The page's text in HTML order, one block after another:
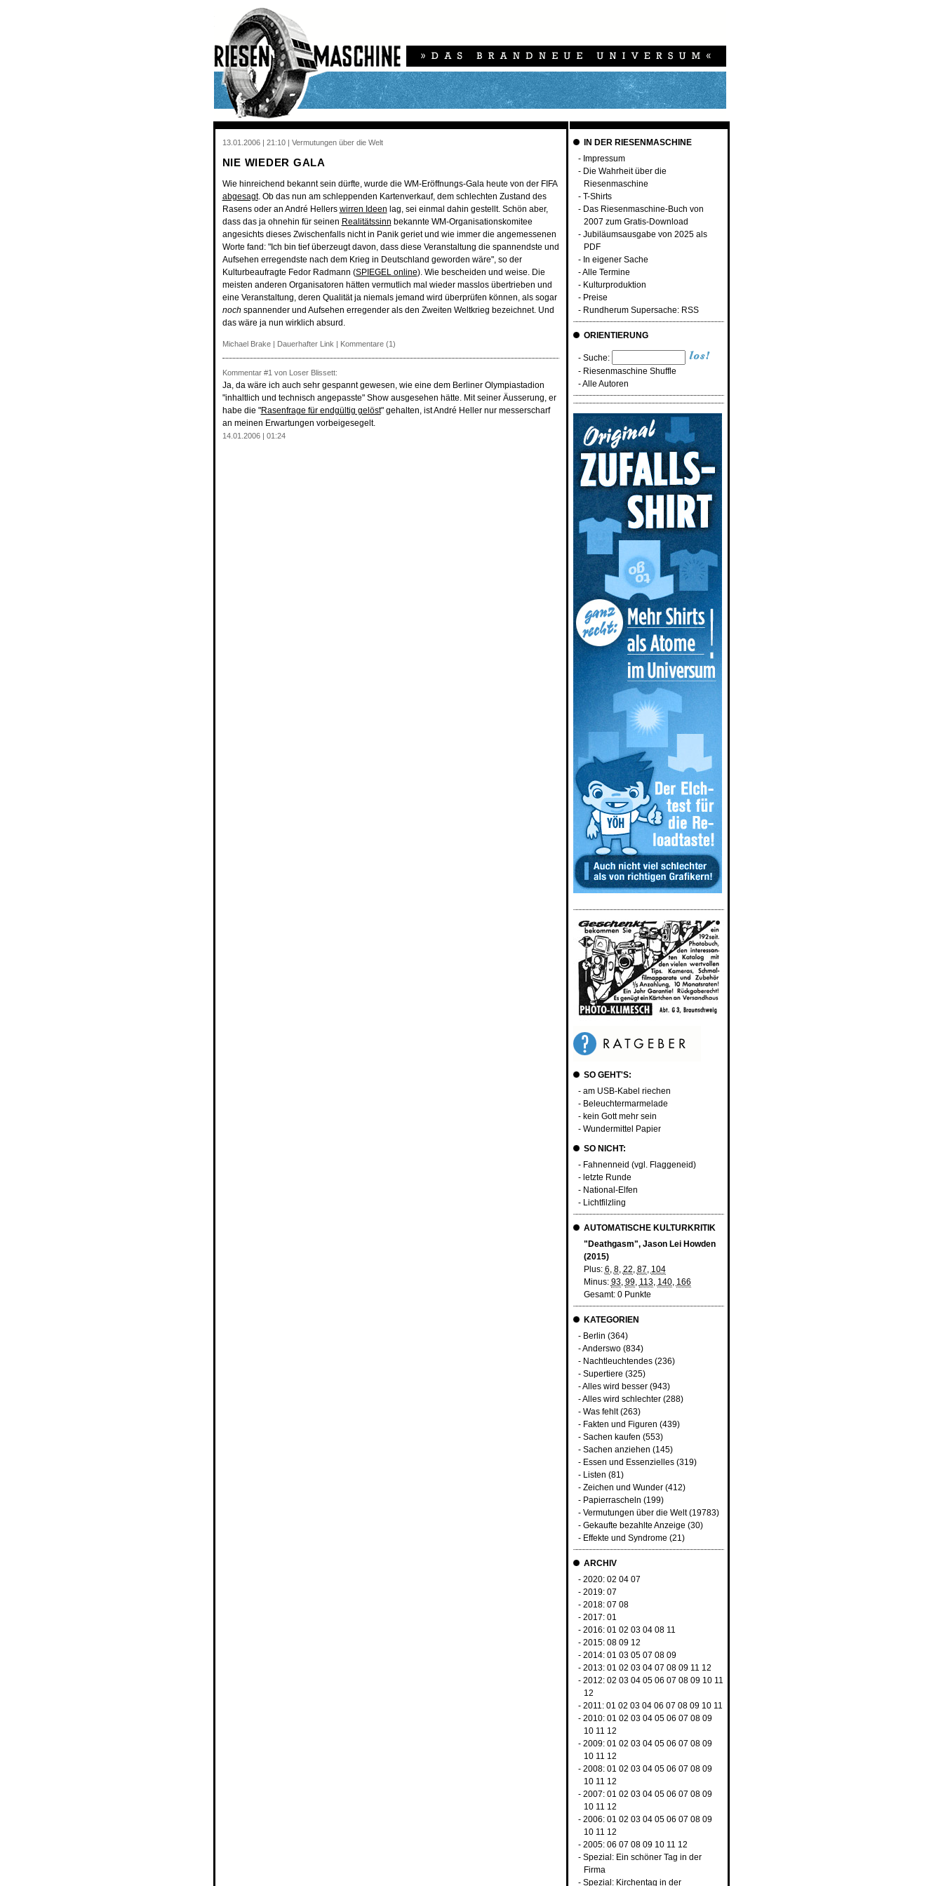
13.01.2006 | 21:10 | Vermutungen über die Welt
NIE WIEDER GALA
Wie hinreichend bekannt sein dürfte, wurde die WM-Eröffnungs-Gala heute von der FIFA
abgesagt. Ob das nun am schleppenden Kartenverkauf, dem schlechten Zustand des
Rasens oder an André Hellers wirren Ideen lag, sei einmal dahin gestellt. Schön aber,
dass das ja ohnehin für seinen Realitätssinn bekannte WM-Organisationskomitee
angesichts dieses Zwischenfalls nicht in Panik geriet und wie immer die angemessenen
Worte fand: "Ich bin tief überzeugt davon, dass diese Veranstaltung die spannendste und
Aufsehen erregendste nach dem Krieg in Deutschland geworden wäre", so der
Kulturbeaufragte Fedor Radmann (SPIEGEL online). Wie bescheiden und weise. Die
meisten anderen Organisatoren hätten vermutlich mal wieder masslos übertrieben und
eine Veranstaltung, deren Qualität ja niemals jemand wird überprüfen können, als sogar
noch spannender und Aufsehen erregender als den Zweiten Weltkrieg bezeichnet. Und
das wäre ja nun wirklich absurd.
Michael Brake| Dauerhafter Link | Kommentare (1)
Kommentar #1 von Loser Blissett:
Ja, da wäre ich auch sehr gespannt gewesen, wie eine dem Berliner Olympiastadion
"inhaltlich und technisch angepasste" Show ausgesehen hätte. Mit seiner Äusserung, er
habe die "Rasenfrage für endgültig gelöst" gehalten, ist André Heller nur messerscharf
an meinen Erwartungen vorbeigesegelt.
14.01.2006 | 01:24
IN DER RIESENMASCHINE
- Impressum
- Die Wahrheit über die
Riesenmaschine
-T-Shirts
- Das Riesenmaschine-Buch von
2007 zum Gratis-Download
-Jubiläumsausgabe von 2025 als
PDF
- In eigener Sache
-Alle Termine
- Kulturproduktion
- Preise
- Rundherum Supersache: RSS
ORIENTIERUNG
- Suche:
- Riesenmaschine Shuffle
-Alle Autoren
SO GEHT'S:
- am USB-Kabel riechen
- Beleuchtermarmelade
- kein Gott mehr sein
- Wundermittel Papier
SO NICHT:
- Fahnenneid (vgl. Flaggeneid)
- letzte Runde
- National-Elfen
- Lichtfilzling
AUTOMATISCHE KULTURKRITIK
"Deathgasm", Jason Lei Howden
(2015)
Plus: 6, 8, 22, 87, 104
Minus: 93, 99, 113, 140, 166
Gesamt: 0 Punkte
KATEGORIEN
- Berlin (364)
-Anderswo (834)
- Nachtleuchtendes (236)
-Supertiere (325)
-Alles wird besser (943)
-Alles wird schlechter (288)
-Was fehlt(263)
- Fakten und Figuren (439)
-Sachen kaufen (553)
-Sachen anziehen (145)
- Essen und Essenzielles (319)
- Listen (81)
-Zeichen und Wunder (412)
- Papierrascheln (199)
-Vermutungen über die Welt(19783)
-Gekaufte bezahlte Anzeige (30)
- Effekte und Syndrome (21)
ARCHIV
- 2020:02 04 07
- 2019:07
- 2018:07 08
- 2017:01
- 2016:01 02 03 04 08 11
- 2015:08 09 12
- 2014:01 03 05 07 08 09
- 2013:01 02 03 04 07 08 09 11 12
- 2012:02 03 04 05 06 07 08 09 10 11
12
- 2011:01 02 03 04 06 07 08 09 10 11
- 2010:01 02 03 04 05 06 07 08 09
10 11 12
- 2009:01 02 03 04 05 06 07 08 09
10 11 12
- 2008:01 02 03 04 05 06 07 08 09
10 11 12
- 2007:01 02 03 04 05 06 07 08 09
10 11 12
- 2006:01 02 03 04 05 06 07 08 09
10 11 12
- 2005:06 07 08 09 10 11 12
-Spezial: Ein schöner Tag in der
Firma
-Spezial: Kirchentag in der